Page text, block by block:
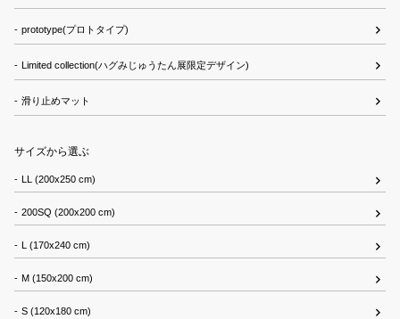
prototype(プロトタイプ)
Limited collection(ハグみじゅうたん展限定デザイン)
滑り止めマット
サイズから選ぶ
LL (200x250 cm)
200SQ (200x200 cm)
L (170x240 cm)
M (150x200 cm)
S (120x180 cm)